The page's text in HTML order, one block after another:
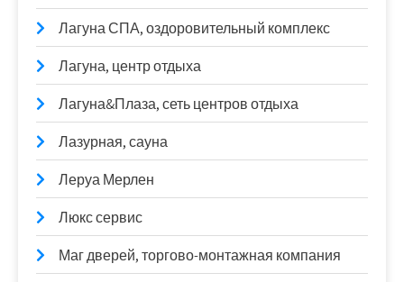
Лагуна СПА, оздоровительный комплекс
Лагуна, центр отдыха
Лагуна&Плаза, сеть центров отдыха
Лазурная, сауна
Леруа Мерлен
Люкс сервис
Маг дверей, торгово-монтажная компания